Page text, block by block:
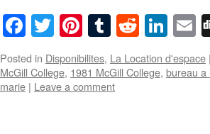
Facebook
TwitterPinterest
Tumblr
Reddit
Posted in Disponibilites, La Location d'espace |
McGill College, 1981 McGill College, bureau a
marie | Leave a comment